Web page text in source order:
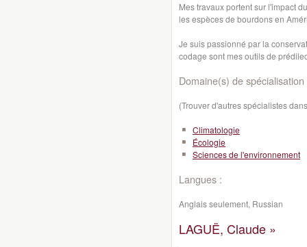
Mes travaux portent sur l'impact
les espèces de bourdons en
Je suis passionné par la
codage sont mes outils de
Domaine(s) de spécialisation
(Trouver d'autres spécialistes
Climatologie
Écologie
Sciences de l'environnement
Langues :
Anglais seulement, Russian
LAGUË, Claude »